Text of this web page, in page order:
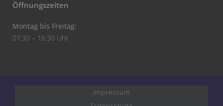
Öffnungszeiten
Montag bis Freitag:
07:30 – 16:30 Uhr
Impressum